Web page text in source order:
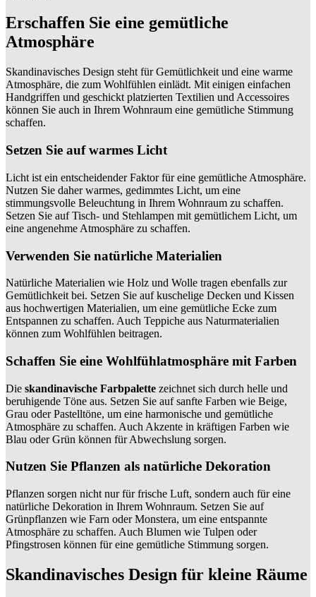
Erschaffen Sie eine gemütliche
Atmosphäre
Skandinavisches Design steht für Gemütlichkeit und eine warme
Atmosphäre, die zum Wohlfühlen einlädt. Mit einigen einfachen
Handgriffen und geschickt platzierten Textilien und Accessoires
können Sie auch in Ihrem Wohnraum eine gemütliche Stimmung
schaffen.
Setzen Sie auf warmes Licht
Licht ist ein entscheidender Faktor für eine gemütliche Atmosphäre.
Nutzen Sie daher warmes, gedimmtes Licht, um eine
stimmungsvolle Beleuchtung in Ihrem Wohnraum zu schaffen.
Setzen Sie auf Tisch- und Stehlampen mit gemütlichem Licht, um
eine angenehme Atmosphäre zu schaffen.
Verwenden Sie natürliche Materialien
Natürliche Materialien wie Holz und Wolle tragen ebenfalls zur
Gemütlichkeit bei. Setzen Sie auf kuschelige Decken und Kissen
aus hochwertigen Materialien, um eine gemütliche Ecke zum
Entspannen zu schaffen. Auch Teppiche aus Naturmaterialien
können zum Wohlfühlen beitragen.
Schaffen Sie eine Wohlfühlatmosphäre mit Farben
Die skandinavische Farbpalette zeichnet sich durch helle und
beruhigende Töne aus. Setzen Sie auf sanfte Farben wie Beige,
Grau oder Pastelltöne, um eine harmonische und gemütliche
Atmosphäre zu schaffen. Auch Akzente in kräftigen Farben wie
Blau oder Grün können für Abwechslung sorgen.
Nutzen Sie Pflanzen als natürliche Dekoration
Pflanzen sorgen nicht nur für frische Luft, sondern auch für eine
natürliche Dekoration in Ihrem Wohnraum. Setzen Sie auf
Grünpflanzen wie Farn oder Monstera, um eine entspannte
Atmosphäre zu schaffen. Auch Blumen wie Tulpen oder
Pfingstrosen können für eine gemütliche Stimmung sorgen.
Skandinavisches Design für kleine Räume